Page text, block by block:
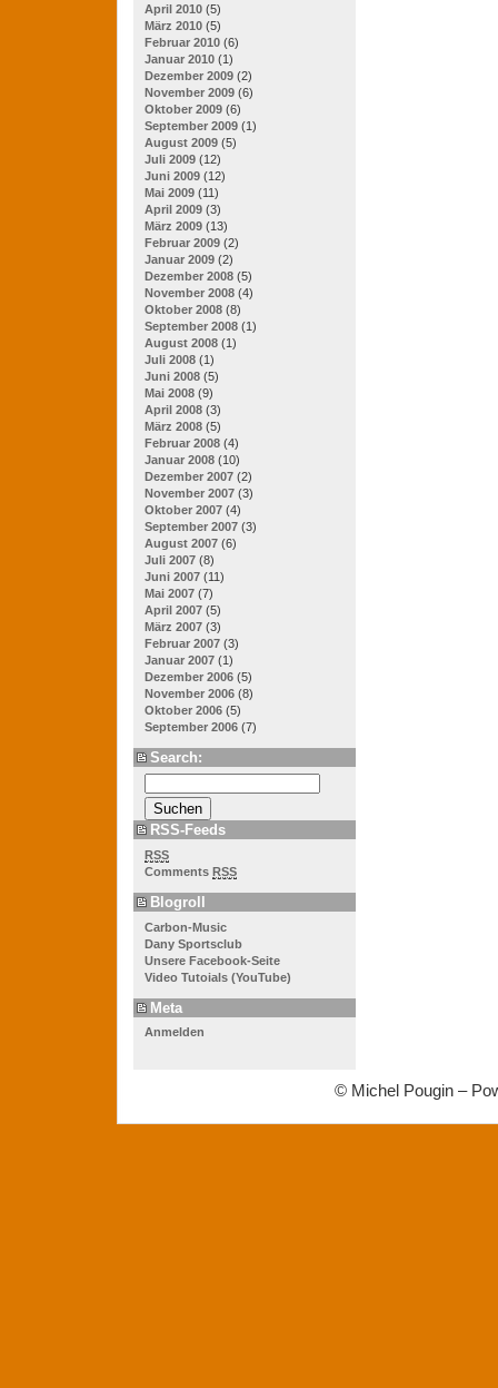
April 2010 (5)
März 2010 (5)
Februar 2010 (6)
Januar 2010 (1)
Dezember 2009 (2)
November 2009 (6)
Oktober 2009 (6)
September 2009 (1)
August 2009 (5)
Juli 2009 (12)
Juni 2009 (12)
Mai 2009 (11)
April 2009 (3)
März 2009 (13)
Februar 2009 (2)
Januar 2009 (2)
Dezember 2008 (5)
November 2008 (4)
Oktober 2008 (8)
September 2008 (1)
August 2008 (1)
Juli 2008 (1)
Juni 2008 (5)
Mai 2008 (9)
April 2008 (3)
März 2008 (5)
Februar 2008 (4)
Januar 2008 (10)
Dezember 2007 (2)
November 2007 (3)
Oktober 2007 (4)
September 2007 (3)
August 2007 (6)
Juli 2007 (8)
Juni 2007 (11)
Mai 2007 (7)
April 2007 (5)
März 2007 (3)
Februar 2007 (3)
Januar 2007 (1)
Dezember 2006 (5)
November 2006 (8)
Oktober 2006 (5)
September 2006 (7)
Search:
RSS-Feeds
RSS
Comments RSS
Blogroll
Carbon-Music
Dany Sportsclub
Unsere Facebook-Seite
Video Tutoials (YouTube)
Meta
Anmelden
© Michel Pougin –